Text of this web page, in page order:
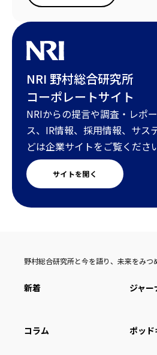
NRI 野村総合研究所
コーポレートサイト
NRIからの提言や調査・レポ
ス、IR情報、採用情報、サス
どは企業サイトをご覧くださ
サイトを開く
野村総合研究所と今を語り、未来をみつ
新着 ジャー
コラム ポッド